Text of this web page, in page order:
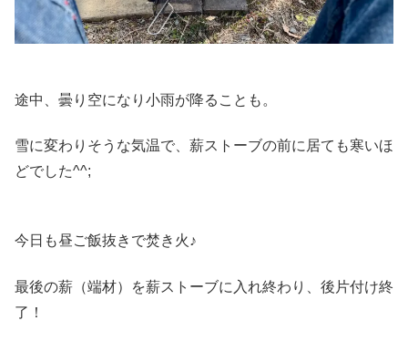
途中、曇り空になり小雨が降ることも。
雪に変わりそうな気温で、薪ストーブの前に居ても寒いほ
どでした^^;
今日も昼ご飯抜きで焚き火♪
最後の薪（端材）を薪ストーブに入れ終わり、後片付け終
了！